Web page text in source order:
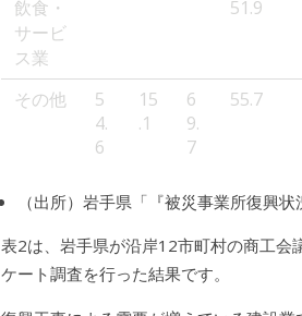
飲食・
サービ
ス業
51.9
その他
5
4.
6
15
.1
6
9.
7
55.7
（出所）岩手県「『被災事業所復興
表2は、岩手県が沿岸12市町村の商工会
ケート調査を行った結果です。